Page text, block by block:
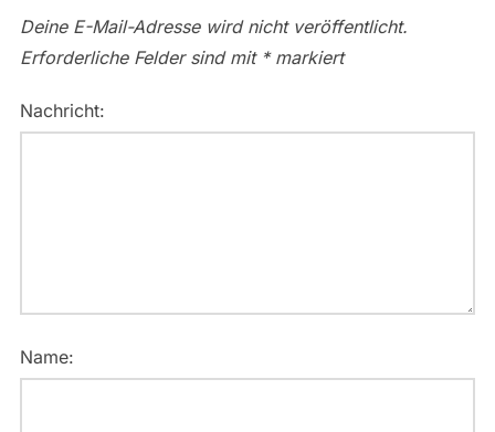
Deine E-Mail-Adresse wird nicht veröffentlicht.
Erforderliche Felder sind mit *markiert
Nachricht:
Name: